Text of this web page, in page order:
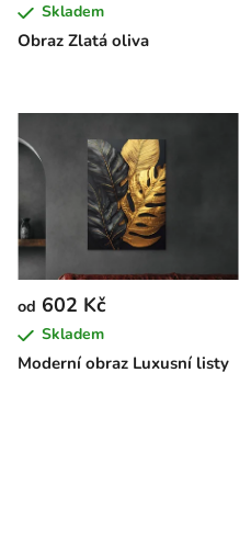
Obraz Zlatá oliva
Skladem
Moderní obraz Luxusní listy
od 602 Kč
Skladem